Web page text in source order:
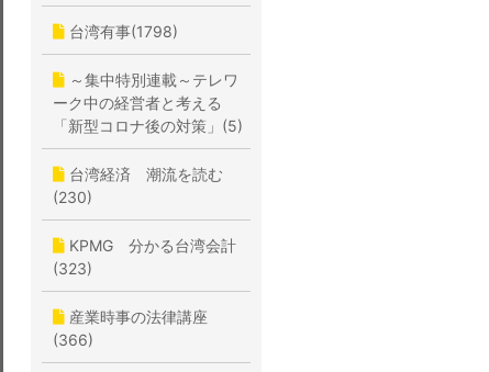
台湾有事(1798)
～集中特別連載～テレワ
ーク中の経営者と考える
「新型コロナ後の対策」(5)
台湾経済 潮流を読む
(230)
KPMG 分かる台湾会計
(323)
産業時事の法律講座
(366)